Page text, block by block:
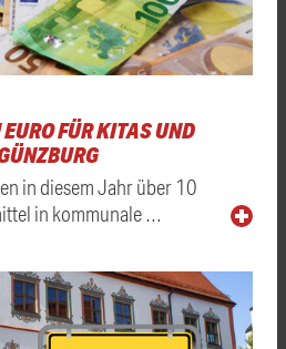
FÜR KITAS UND
in diesem Jahr über 10
in kommunale …